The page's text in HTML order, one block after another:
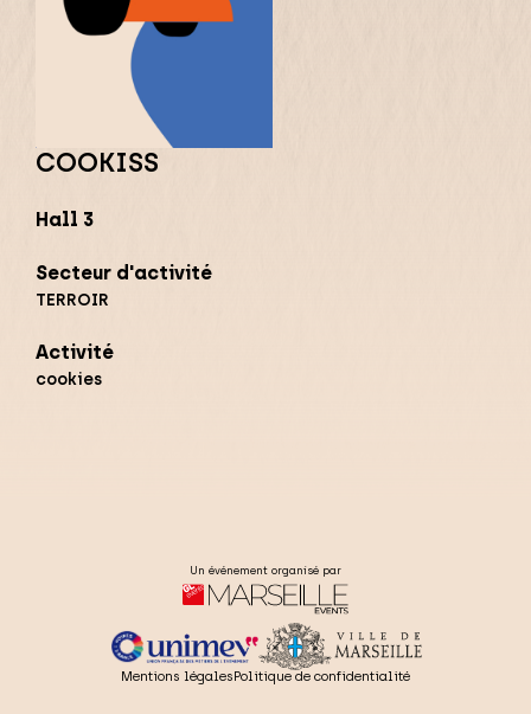
COOKISS
Hall 3
Secteur d'activité
TERROIR
Activité
cookies
Un événement organisé par
Mentions légalesPolitique de confidentialité